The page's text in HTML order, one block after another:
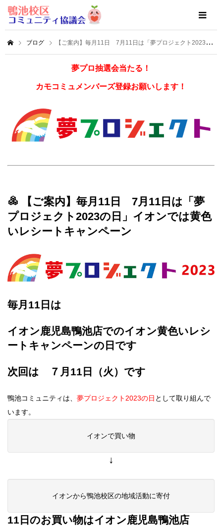
ブログ 【ご案内】毎月11日 7月11日は「夢プロジェクト2023の日」イオンでは黄色いレシートキャンペーン
夢プロ抽選会当たる！
カモコミュメンバーズ登録お願いします！
【ご案内】毎月11日 7月11日は「夢
プロジェクト2023の日」イオンでは黄色
いレシートキャンペーン
毎月11日は
イオン鹿児島鴨池店でのイオン黄色いレシ
ートキャンペーンの日です
次回は ７月11日（火）です
鴨池コミュニティは、 夢プロジェクト2023の日 として取り組んで
います。
イオンで買い物
↓
イオンから鴨池校区の地域活動に寄付
11日のお買い物はイオン鹿児島鴨池店